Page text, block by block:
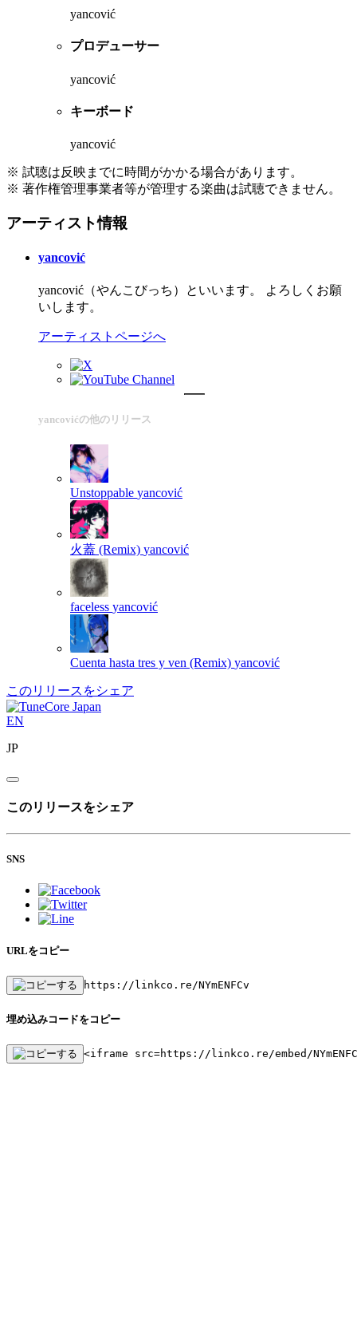
yancović
プロデューサー
yancović
キーボード
yancović
※ 試聴は反映までに時間がかかる場合があります。
※ 著作権管理事業者等が管理する楽曲は試聴できません。
アーティスト情報
yancović
yancović（やんこびっち）といいます。 よろしくお願
いします。
アーティストページへ
yancovićの他のリリース
Unstoppable yancović
火蓋 (Remix) yancović
faceless yancović
Cuenta hasta tres y ven (Remix) yancović
このリリースをシェア
EN
JP
このリリースをシェア
SNS
URLをコピー
https://linkco.re/NYmENFCv
埋め込みコードをコピー
<iframe src=https://linkco.re/embed/